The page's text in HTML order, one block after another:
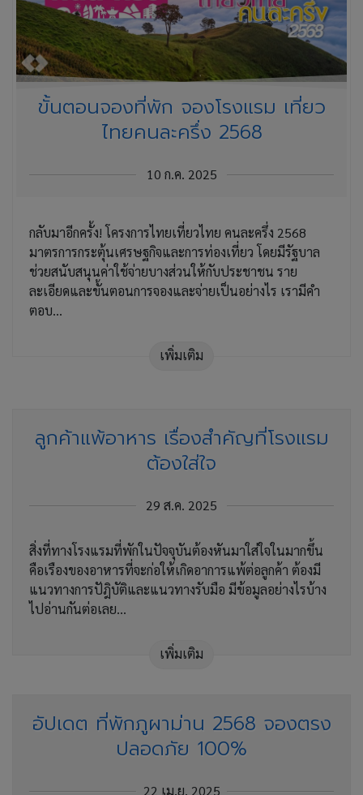
ขั้นตอนจองที่พัก จองโรงแรม เที่ยว
ไทยคนละครึ่ง 2568
10 ก.ค. 2025
กลับมาอีกครั้ง! โครงการไทยเที่ยวไทย คนละครึ่ง 2568
มาตรการกระตุ้นเศรษฐกิจและการท่องเที่ยว โดยมีรัฐบาล
ช่วยสนับสนุนค่าใช้จ่ายบางส่วนให้กับประชาชน ราย
ละเอียดและขั้นตอนการจองและจ่ายเป็นอย่างไร เรามีคำ
ตอบ...
เพิ่มเติม
ลูกค้าแพ้อาหาร เรื่องสำคัญที่โรงแรม
ต้องใส่ใจ
29 ส.ค. 2025
สิ่งที่ทางโรงแรมที่พักในปัจจุบันต้องหันมาใส่ใจในมากขึ้น
คือเรืองของอาหารที่จะก่อให้เกิดอาการแพ้ต่อลูกค้า ต้องมี
แนวทางการปัฎิบัติและแนวทางรับมือ มีข้อมูลอย่างไรบ้าง
ไปอ่านกันต่อเลย...
เพิ่มเติม
อัปเดต ที่พักภูผาม่าน 2568 จองตรง
ปลอดภัย 100%
22 เม.ย. 2025